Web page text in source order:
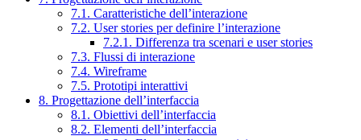
7.1. Caratteristiche dell’interazione
7.2. User stories per definire l’interazione
7.2.1. Differenza tra scenari e user stories
7.3. Flussi di interazione
7.4. Wireframe
7.5. Prototipi interattivi
8. Progettazione dell’interfaccia
8.1. Obiettivi dell’interfaccia
8.2. Elementi dell’interfaccia